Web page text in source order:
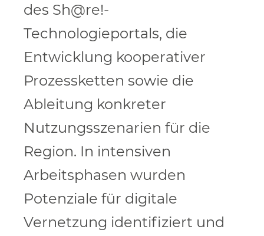
des Sh@re!-
Technologieportals, die
Entwicklung kooperativer
Prozessketten sowie die
Ableitung konkreter
Nutzungsszenarien für die
Region. In intensiven
Arbeitsphasen wurden
Potenziale für digitale
Vernetzung identifiziert und